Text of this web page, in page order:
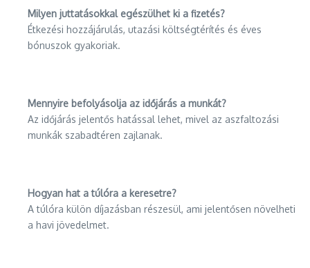
Milyen juttatásokkal egészülhet ki a fizetés?
Étkezési hozzájárulás, utazási költségtérítés és éves
bónuszok gyakoriak.
Mennyire befolyásolja az időjárás a munkát?
Az időjárás jelentős hatással lehet, mivel az aszfaltozási
munkák szabadtéren zajlanak.
Hogyan hat a túlóra a keresetre?
A túlóra külön díjazásban részesül, ami jelentősen növelheti
a havi jövedelmet.